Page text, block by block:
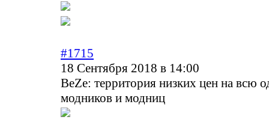
#1715
18 Сентября 2018 в 14:00
BeZe: территория низких цен на всю
модников и модниц